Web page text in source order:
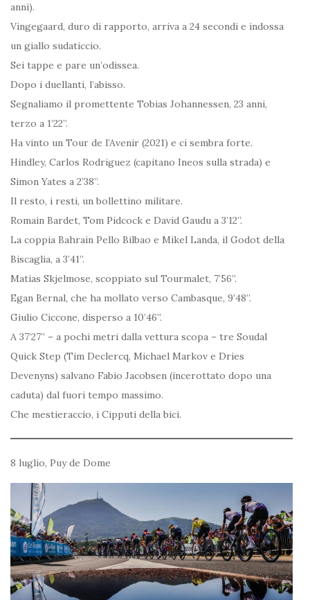
anni).
Vingegaard, duro di rapporto, arriva a 24 secondi e indossa
un giallo sudaticcio.
Sei tappe e pare un’odissea.
Dopo i duellanti, l’abisso.
Segnaliamo il promettente Tobias Johannessen, 23 anni,
terzo a 1’22”.
Ha vinto un Tour de l’Avenir (2021) e ci sembra forte.
Hindley, Carlos Rodriguez (capitano Ineos sulla strada) e
Simon Yates a 2’38”.
Il resto, i resti, un bollettino militare.
Romain Bardet, Tom Pidcock e David Gaudu a 3’12”.
La coppia Bahrain Pello Bilbao e Mikel Landa, il Godot della
Biscaglia, a 3’41”.
Matias Skjelmose, scoppiato sul Tourmalet, 7’56”.
Egan Bernal, che ha mollato verso Cambasque, 9’48”.
Giulio Ciccone, disperso a 10’46”.
A 37’27” – a pochi metri dalla vettura scopa – tre Soudal
Quick Step (Tim Declercq, Michael Markov e Dries
Devenyns) salvano Fabio Jacobsen (incerottato dopo una
caduta) dal fuori tempo massimo.
Che mestieraccio, i Cipputi della bici.
8 luglio, Puy de Dome